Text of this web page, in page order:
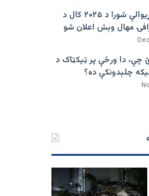
د کرکټ نړیوالې شورا د ۲۰۲۵ کال د
مهال وېش اعلان شو
چې، دا ورځې پر ټيکټاک د
چلېدونکې ده؟